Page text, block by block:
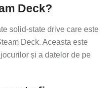
Deck?
solid-state drive care este
Deck. Aceasta este
și a datelor de pe